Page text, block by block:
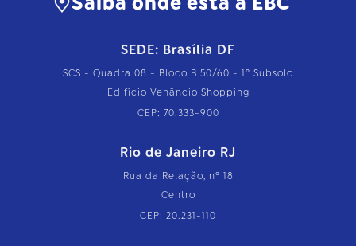
SEDE: Brasília DF
SCS - Quadra 08 - Bloco B 50/60 - 1º Subsolo
Edifício Venâncio Shopping
CEP: 70.333-900
Rio de Janeiro RJ
Rua da Relação, nº 18
Centro
CEP: 20.231-110